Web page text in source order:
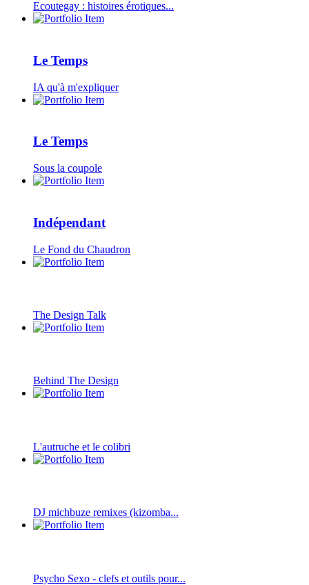
Ecoutegay : histoires érotiques...
Le Temps
IA qu'à m'expliquer
Le Temps
Sous la coupole
Indépendant
Le Fond du Chaudron
The Design Talk
Behind The Design
L'autruche et le colibri
DJ michbuze remixes (kizomba...
Psycho Sexo - clefs et outils pour...